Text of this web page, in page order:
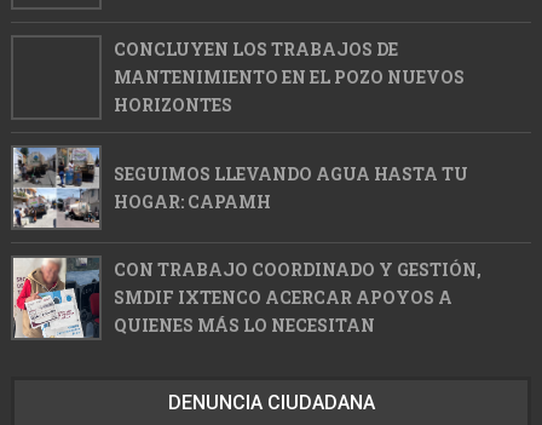
CONCLUYEN LOS TRABAJOS DE
MANTENIMIENTO EN EL POZO NUEVOS
HORIZONTES
SEGUIMOS LLEVANDO AGUA HASTA TU
HOGAR: CAPAMH
CON TRABAJO COORDINADO Y GESTIÓN,
SMDIF IXTENCO ACERCAR APOYOS A
QUIENES MÁS LO NECESITAN
DENUNCIA CIUDADANA